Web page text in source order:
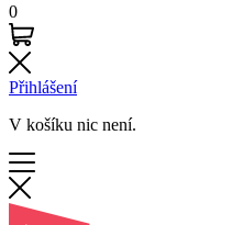
0
Přihlášení
V košíku nic není.